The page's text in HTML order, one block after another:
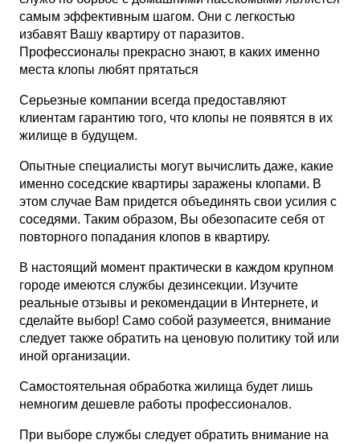
самым эффективным шагом. Они с легкостью
избавят Вашу квартиру от паразитов.
Профессионалы прекрасно знают, в каких именно
места клопы любят прятаться
Серьезные компании всегда предоставляют
клиентам гарантию того, что клопы не появятся в их
жилище в будущем.
Опытные специалисты могут вычислить даже, какие
именно соседские квартиры заражены клопами. В
этом случае Вам придется объединять свои усилия с
соседями. Таким образом, Вы обезопасите себя от
повторного попадания клопов в квартиру.
В настоящий момент практически в каждом крупном
городе имеются службы дезинсекции. Изучите
реальные отзывы и рекомендации в Интернете, и
сделайте выбор! Само собой разумеется, внимание
следует также обратить на ценовую политику той или
иной организации.
Самостоятельная обработка жилища будет лишь
немногим дешевле работы профессионалов.
При выборе службы следует обратить внимание на